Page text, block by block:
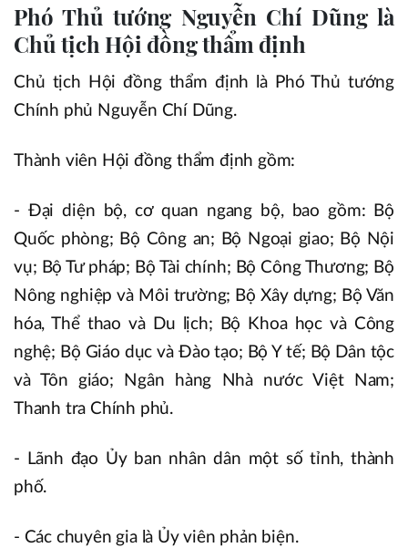
Phó Thủ tướng Nguyễn Chí Dũng là
Chủ tịch Hội đồng thẩm định
Chủ tịch Hội đồng thẩm định là Phó Thủ tướng
Chính phủ Nguyễn Chí Dũng.
Thành viên Hội đồng thẩm định gồm:
- Đại diện bộ, cơ quan ngang bộ, bao gồm: Bộ
Quốc phòng; Bộ Công an; Bộ Ngoại giao; Bộ Nội
vụ; Bộ Tư pháp; Bộ Tài chính; Bộ Công Thương; Bộ
Nông nghiệp và Môi trường; Bộ Xây dựng; Bộ Văn
hóa, Thể thao và Du lịch; Bộ Khoa học và Công
nghệ; Bộ Giáo dục và Đào tạo; Bộ Y tế; Bộ Dân tộc
và Tôn giáo; Ngân hàng Nhà nước Việt Nam;
Thanh tra Chính phủ.
- Lãnh đạo Ủy ban nhân dân một số tỉnh, thành
phố.
- Các chuyên gia là Ủy viên phản biện.